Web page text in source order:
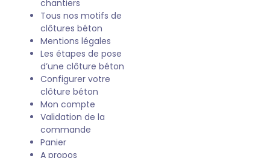
chantiers
Tous nos motifs de
clôtures béton
Mentions légales
Les étapes de pose
d’une clôture béton
Configurer votre
clôture béton
Mon compte
Validation de la
commande
Panier
A propos